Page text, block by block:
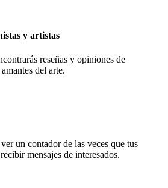
y artistas
reseñas y opiniones de
del arte.
un contador de las veces que tus
mensajes de interesados.